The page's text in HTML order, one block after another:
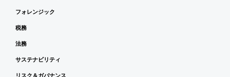
フォレンジック
税務
法務
サステナビリティ
リスク＆ガバナンス